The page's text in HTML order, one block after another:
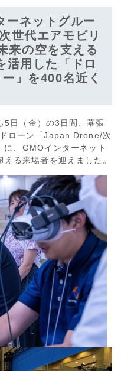
ネットグルー
世代エアモビリ
来の空を支える
活用した「ドロ
」を400名近く
5日（金）の3日間、幕張
ローン「Japan Drone/次
、GMOインターネット
る来場者を迎えました。